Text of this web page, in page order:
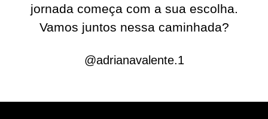
jornada começa com a sua escolha.
Vamos juntos nessa caminhada?
@adrianavalente.1